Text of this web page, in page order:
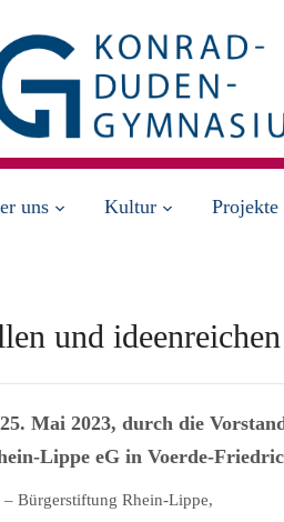
uns Kultur Projekte
und
Mai 2023, durch die
Lippe eG in Voerde-
Bürgerstiftung Rhein-Lippe,